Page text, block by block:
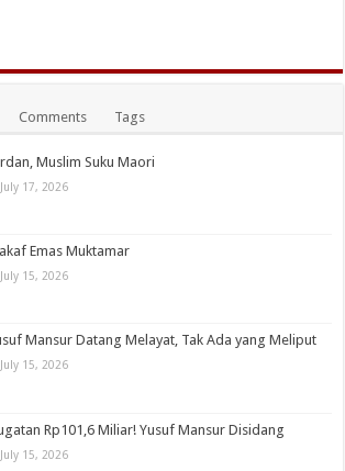
Comments Tags
Muslim Suku Maori
July 17, 2026
Emas Muktamar
July 15, 2026
Mansur Datang Melayat, Tak Ada yang Meliput
July 15, 2026
Rp101,6 Miliar! Yusuf Mansur Disidang
July 15, 2026